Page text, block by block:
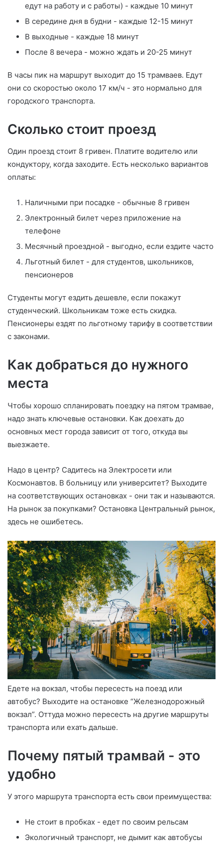
едут на работу и с работы) - каждые 10 минут
В середине дня в будни - каждые 12-15 минут
В выходные - каждые 18 минут
После 8 вечера - можно ждать и 20-25 минут
В часы пик на маршрут выходит до 15 трамваев. Едут
они со скоростью около 17 км/ч - это нормально для
городского транспорта.
Сколько стоит проезд
Один проезд стоит 8 гривен. Платите водителю или
кондуктору, когда заходите. Есть несколько вариантов
оплаты:
Наличными при посадке - обычные 8 гривен
Электронный билет через приложение на
телефоне
Месячный проездной - выгодно, если ездите часто
Льготный билет - для студентов, школьников,
пенсионеров
Студенты могут ездить дешевле, если покажут
студенческий. Школьникам тоже есть скидка.
Пенсионеры ездят по льготному тарифу в соответствии
с законами.
Как добраться до нужного
места
Чтобы хорошо спланировать поездку на пятом трамвае,
надо знать ключевые остановки. Как доехать до
основных мест города зависит от того, откуда вы
выезжаете.
Надо в центр? Садитесь на Электросети или
Космонавтов. В больницу или университет? Выходите
на соответствующих остановках - они так и называются.
На рынок за покупками? Остановка Центральный рынок,
здесь не ошибетесь.
Едете на вокзал, чтобы пересесть на поезд или
автобус? Выходите на остановке “Железнодорожный
вокзал”. Оттуда можно пересесть на другие маршруты
транспорта или ехать дальше.
Почему пятый трамвай - это
удобно
У этого маршрута транспорта есть свои преимущества:
Не стоит в пробках - едет по своим рельсам
Экологичный транспорт, не дымит как автобусы